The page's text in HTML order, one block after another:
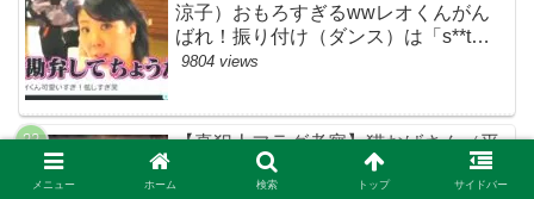
涼子）おもろすぎるwwレオくんがん
ばれ！振り付け（ダンス）は「s**t
kingz」のOguri・Kazuki！豪華！【ネ
BE:FIRST・ビーファースト】
9804 views
【真犯人フラグ考察】猫おばさん（平
田敦子）が黒幕確定！？あやしい！
【ネット・Twitterの考察ネタバレ感想
メニュー ホーム 検索 トップ サイドバー